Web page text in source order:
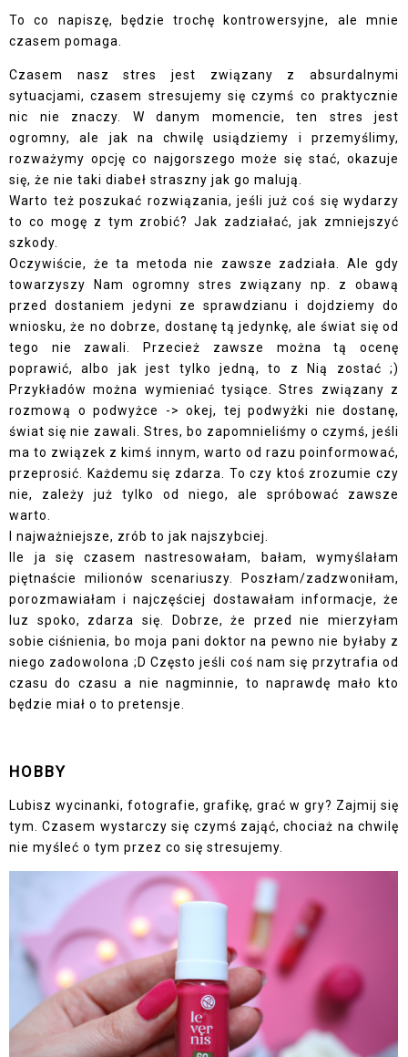
To co napiszę, będzie trochę kontrowersyjne, ale mnie
czasem pomaga.
Czasem nasz stres jest związany z absurdalnymi
sytuacjami, czasem stresujemy się czymś co praktycznie
nic nie znaczy. W danym momencie, ten stres jest
ogromny, ale jak na chwilę usiądziemy i przemyślimy,
rozważymy opcję co najgorszego może się stać, okazuje
się, że nie taki diabeł straszny jak go malują.
Warto też poszukać rozwiązania, jeśli już coś się wydarzy
to co mogę z tym zrobić? Jak zadziałać, jak zmniejszyć
szkody.
Oczywiście, że ta metoda nie zawsze zadziała. Ale gdy
towarzyszy Nam ogromny stres związany np. z obawą
przed dostaniem jedyni ze sprawdzianu i dojdziemy do
wniosku, że no dobrze, dostanę tą jedynkę, ale świat się od
tego nie zawali. Przecież zawsze można tą ocenę
poprawić, albo jak jest tylko jedną, to z Nią zostać ;)
Przykładów można wymieniać tysiące. Stres związany z
rozmową o podwyżce -> okej, tej podwyżki nie dostanę,
świat się nie zawali. Stres, bo zapomnieliśmy o czymś, jeśli
ma to związek z kimś innym, warto od razu poinformować,
przeprosić. Każdemu się zdarza. To czy ktoś zrozumie czy
nie, zależy już tylko od niego, ale spróbować zawsze
warto.
I najważniejsze, zrób to jak najszybciej.
Ile ja się czasem nastresowałam, bałam, wymyślałam
piętnaście milionów scenariuszy. Poszłam/zadzwoniłam,
porozmawiałam i najczęściej dostawałam informacje, że
luz spoko, zdarza się. Dobrze, że przed nie mierzyłam
sobie ciśnienia, bo moja pani doktor na pewno nie byłaby z
niego zadowolona ;D Często jeśli coś nam się przytrafia od
czasu do czasu a nie nagminnie, to naprawdę mało kto
będzie miał o to pretensje.
HOBBY
Lubisz wycinanki, fotografie, grafikę, grać w gry? Zajmij się
tym. Czasem wystarczy się czymś zająć, chociaż na chwilę
nie myśleć o tym przez co się stresujemy.